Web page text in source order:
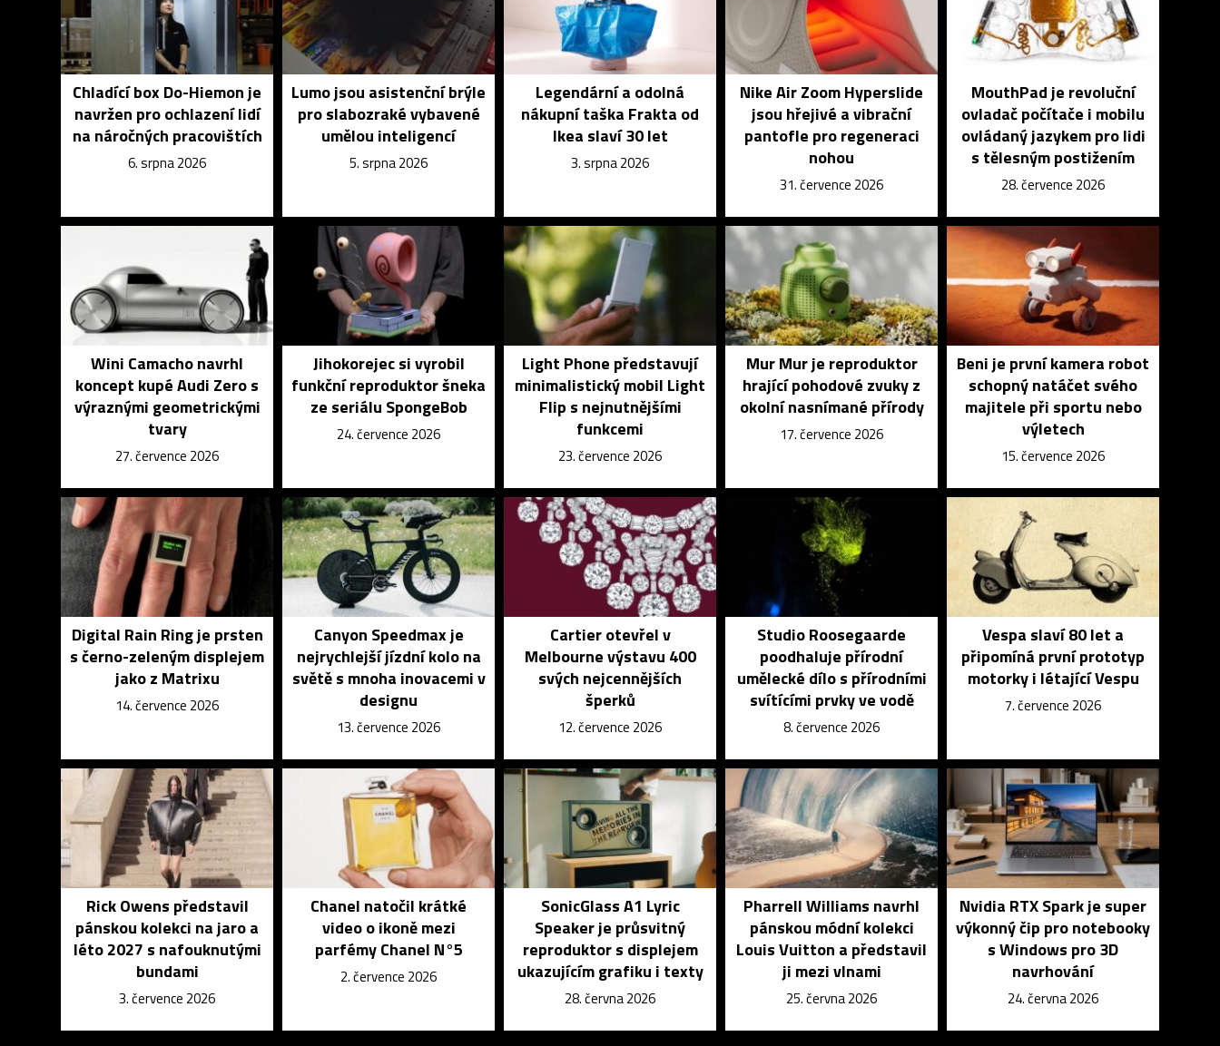
Chladící box Do-Hiemon je
navržen pro ochlazení lidí
na náročných pracovištích
6. srpna 2026
Lumo jsou asistenční brýle
pro slabozraké vybavené
umělou inteligencí
5. srpna 2026
Legendární a odolná
nákupní taška Frakta od
Ikea slaví 30 let
3. srpna 2026
Nike Air Zoom Hyperslide
jsou hřejivé a vibrační
pantofle pro regeneraci
nohou
31. července 2026
MouthPad je revoluční
ovladač počítače i mobilu
ovládaný jazykem pro lidi
s tělesným postižením
28. července 2026
Wini Camacho navrhl
koncept kupé Audi Zero s
výraznými geometrickými
tvary
27. července 2026
Jihokorejec si vyrobil
funkční reproduktor šneka
ze seriálu SpongeBob
24. července 2026
Light Phone představují
minimalistický mobil Light
Flip s nejnutnějšími
funkcemi
23. července 2026
Mur Mur je reproduktor
hrající pohodové zvuky z
okolní nasnímané přírody
17. července 2026
Beni je první kamera robot
schopný natáčet svého
majitele při sportu nebo
výletech
15. července 2026
Digital Rain Ring je prsten
s černo-zeleným displejem
jako z Matrixu
14. července 2026
Canyon Speedmax je
nejrychlejší jízdní kolo na
světě s mnoha inovacemi v
designu
13. července 2026
Cartier otevřel v
Melbourne výstavu 400
svých nejcennějších
šperků
12. července 2026
Studio Roosegaarde
poodhaluje přírodní
umělecké dílo s přírodními
svítícími prvky ve vodě
8. července 2026
Vespa slaví 80 let a
připomíná první prototyp
motorky i létající Vespu
7. července 2026
Rick Owens představil
pánskou kolekci na jaro a
léto 2027 s nafouknutými
bundami
3. července 2026
Chanel natočil krátké
video o ikoně mezi
parfémy Chanel N°5
2. července 2026
SonicGlass A1 Lyric
Speaker je průsvitný
reproduktor s displejem
ukazujícím grafiku i texty
28. června 2026
Pharrell Williams navrhl
pánskou módní kolekci
Louis Vuitton a představil
ji mezi vlnami
25. června 2026
Nvidia RTX Spark je super
výkonný čip pro notebooky
s Windows pro 3D
navrhování
24. června 2026